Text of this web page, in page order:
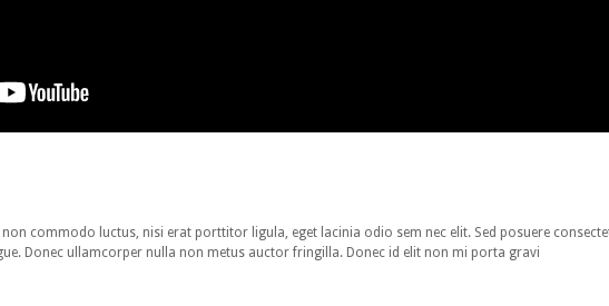
non commodo luctus, nisi erat porttitor ligula, eget lacinia odio sem nec elit. Sed posuere
Donec ullamcorper nulla non metus auctor fringilla. Donec id elit non mi porta gravi